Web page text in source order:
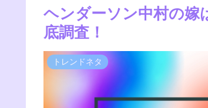
ヘンダーソン中村の嫁
底調査！
トレンドネタ